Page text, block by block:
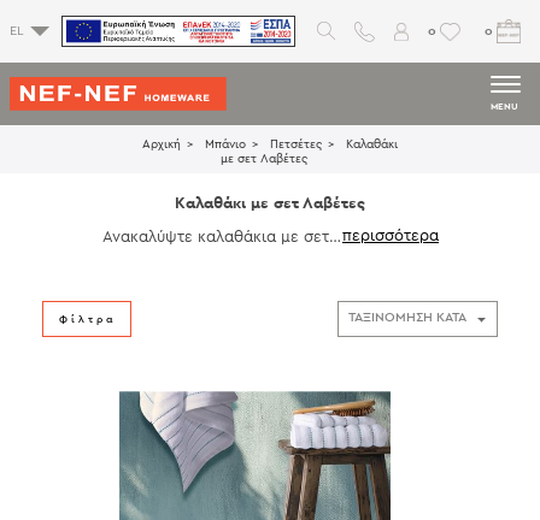
EL 0 0
MENU
Αρχική Μπάνιο Πετσέτες
Καλαθάκι
με σετ Λαβέτες
Καλαθάκι με σετ Λαβέτες
Ανακαλύψτε καλαθάκια με σετ λ
τά τα καλαθάκια με σετ λαβέτες
μψή λύση για την οργάνωση και
την περιποίηση στο χώρο σας.
Φίλτρα